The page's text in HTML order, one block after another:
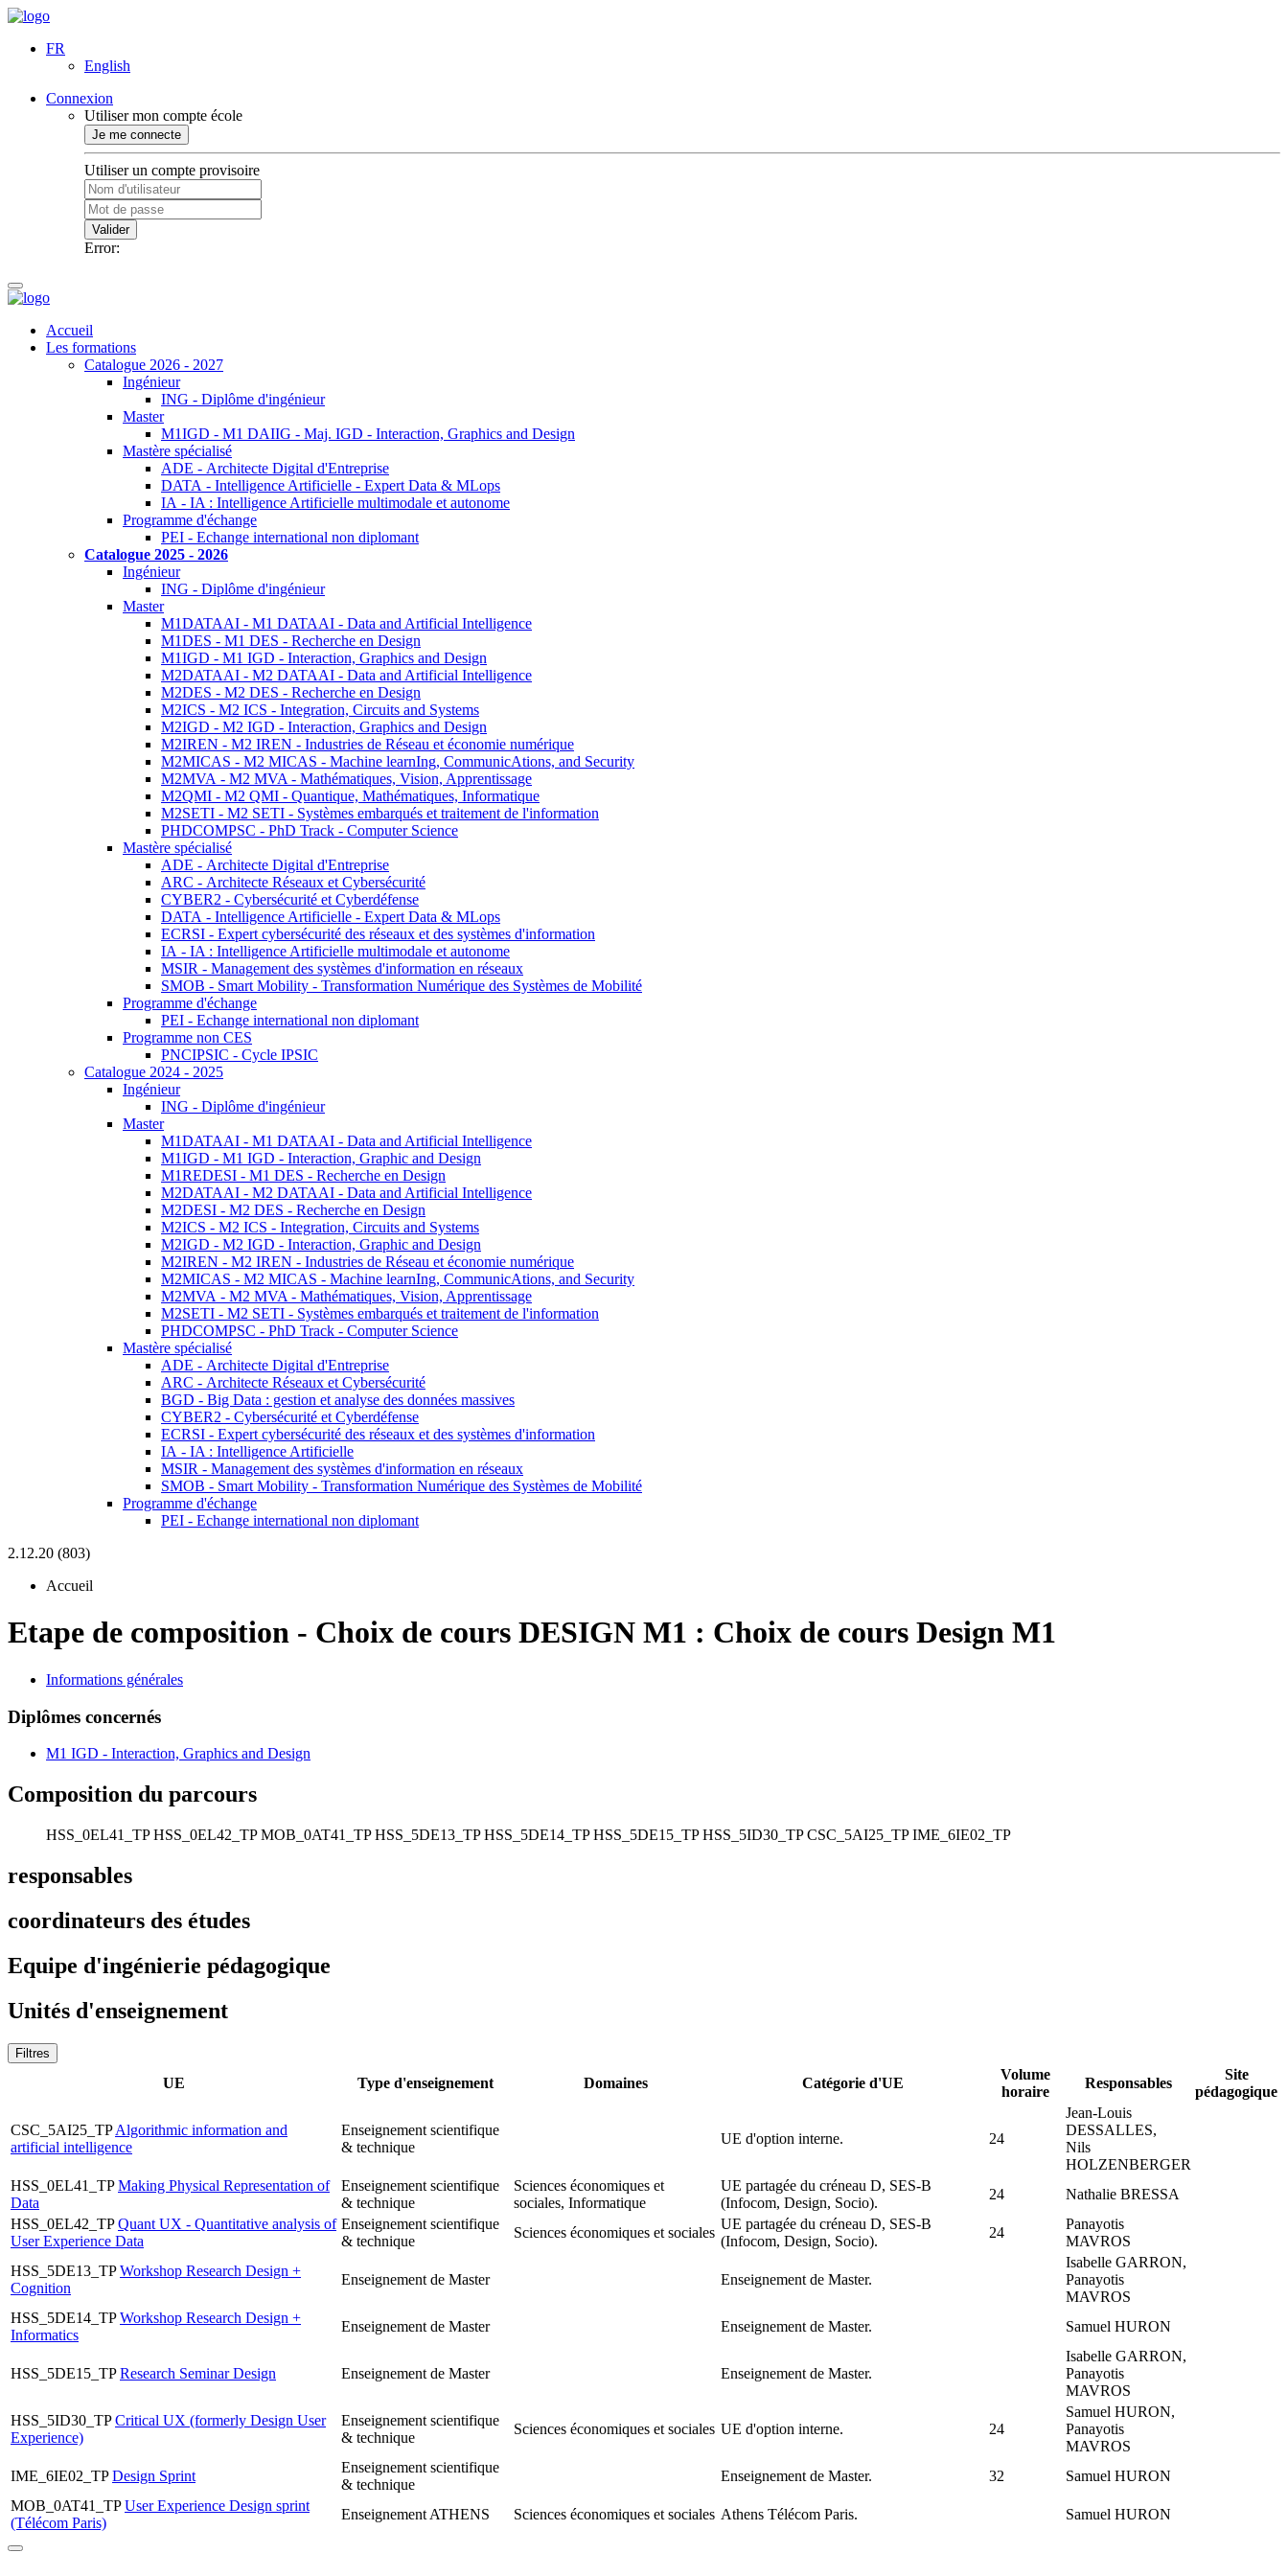
FR
English
Connexion
Utiliser mon compte école
Je me connecte
Utiliser un compte provisoire
Valider
Error:
Accueil
Les formations
Catalogue 2026 - 2027
Ingénieur
ING - Diplôme d'ingénieur
Master
M1IGD - M1 DAIIG - Maj. IGD - Interaction, Graphics and Design
Mastère spécialisé
ADE - Architecte Digital d'Entreprise
DATA - Intelligence Artificielle - Expert Data & MLops
IA - IA : Intelligence Artificielle multimodale et autonome
Programme d'échange
PEI - Echange international non diplomant
Catalogue 2025 - 2026
Ingénieur
ING - Diplôme d'ingénieur
Master
M1DATAAI - M1 DATAAI - Data and Artificial Intelligence
M1DES - M1 DES - Recherche en Design
M1IGD - M1 IGD - Interaction, Graphics and Design
M2DATAAI - M2 DATAAI - Data and Artificial Intelligence
M2DES - M2 DES - Recherche en Design
M2ICS - M2 ICS - Integration, Circuits and Systems
M2IGD - M2 IGD - Interaction, Graphics and Design
M2IREN - M2 IREN - Industries de Réseau et économie numérique
M2MICAS - M2 MICAS - Machine learnIng, CommunicAtions, and Security
M2MVA - M2 MVA - Mathématiques, Vision, Apprentissage
M2QMI - M2 QMI - Quantique, Mathématiques, Informatique
M2SETI - M2 SETI - Systèmes embarqués et traitement de l'information
PHDCOMPSC - PhD Track - Computer Science
Mastère spécialisé
ADE - Architecte Digital d'Entreprise
ARC - Architecte Réseaux et Cybersécurité
CYBER2 - Cybersécurité et Cyberdéfense
DATA - Intelligence Artificielle - Expert Data & MLops
ECRSI - Expert cybersécurité des réseaux et des systèmes d'information
IA - IA : Intelligence Artificielle multimodale et autonome
MSIR - Management des systèmes d'information en réseaux
SMOB - Smart Mobility - Transformation Numérique des Systèmes de Mobilité
Programme d'échange
PEI - Echange international non diplomant
Programme non CES
PNCIPSIC - Cycle IPSIC
Catalogue 2024 - 2025
Ingénieur
ING - Diplôme d'ingénieur
Master
M1DATAAI - M1 DATAAI - Data and Artificial Intelligence
M1IGD - M1 IGD - Interaction, Graphic and Design
M1REDESI - M1 DES - Recherche en Design
M2DATAAI - M2 DATAAI - Data and Artificial Intelligence
M2DESI - M2 DES - Recherche en Design
M2ICS - M2 ICS - Integration, Circuits and Systems
M2IGD - M2 IGD - Interaction, Graphic and Design
M2IREN - M2 IREN - Industries de Réseau et économie numérique
M2MICAS - M2 MICAS - Machine learnIng, CommunicAtions, and Security
M2MVA - M2 MVA - Mathématiques, Vision, Apprentissage
M2SETI - M2 SETI - Systèmes embarqués et traitement de l'information
PHDCOMPSC - PhD Track - Computer Science
Mastère spécialisé
ADE - Architecte Digital d'Entreprise
ARC - Architecte Réseaux et Cybersécurité
BGD - Big Data : gestion et analyse des données massives
CYBER2 - Cybersécurité et Cyberdéfense
ECRSI - Expert cybersécurité des réseaux et des systèmes d'information
IA - IA : Intelligence Artificielle
MSIR - Management des systèmes d'information en réseaux
SMOB - Smart Mobility - Transformation Numérique des Systèmes de Mobilité
Programme d'échange
PEI - Echange international non diplomant
2.12.20 (803)
Accueil
Etape de composition - Choix de cours DESIGN M1 : Choix de cours Design M1
Informations générales
Diplômes concernés
M1 IGD - Interaction, Graphics and Design
Composition du parcours
HSS_0EL41_TP HSS_0EL42_TP MOB_0AT41_TP HSS_5DE13_TP HSS_5DE14_TP HSS_5DE15_TP HSS_5ID30_TP CSC_5AI25_TP IME_6IE02_TP
responsables
coordinateurs des études
Equipe d'ingénierie pédagogique
Unités d'enseignement
Filtres
UE Type d'enseignement Domaines Catégorie d'UE
Volume
horaire
Responsables
Site
pédagogique
CSC_5AI25_TP Algorithmic information and
artificial intelligence
Enseignement scientifique
& technique
UE d'option interne. 24
Jean-Louis
DESSALLES,
Nils
HOLZENBERGER
HSS_0EL41_TP Making Physical Representation of
Data
Enseignement scientifique
& technique
Sciences économiques et
sociales, Informatique
UE partagée du créneau D, SES-B
(Infocom, Design, Socio).
24
Nathalie BRESSA
HSS_0EL42_TP Quant UX - Quantitative analysis of
User Experience Data
Enseignement scientifique
& technique
Sciences économiques et sociales
UE partagée du créneau D, SES-B
(Infocom, Design, Socio).
24
Panayotis
MAVROS
HSS_5DE13_TP Workshop Research Design +
Cognition
Enseignement de Master Enseignement de Master.
Isabelle GARRON,
Panayotis
MAVROS
HSS_5DE14_TP Workshop Research Design +
Informatics
Enseignement de Master Enseignement de Master. Samuel HURON
HSS_5DE15_TP Research Seminar Design Enseignement de Master Enseignement de Master.
Isabelle GARRON,
Panayotis
MAVROS
HSS_5ID30_TP Critical UX (formerly Design User
Experience)
Enseignement scientifique
& technique
Sciences économiques et sociales UE d'option interne. 24
Samuel HURON,
Panayotis
MAVROS
IME_6IE02_TP Design Sprint
Enseignement scientifique
& technique
Enseignement de Master. 32
Samuel HURON
MOB_0AT41_TP User Experience Design sprint
(Télécom Paris)
Enseignement ATHENS Sciences économiques et sociales Athens Télécom Paris. Samuel HURON